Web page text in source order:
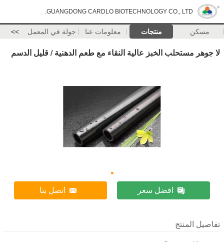
GUANGDONG CARDLO BIOTECHNOLOGY CO., LTD.
مسكن منتجات معلومات عنا جولة في المعمل >>
لا جوهر مستحلب الخبز عالية النقاء مع طعم الدهنية / قليل الدسم
افضل سعر اتصل بنا
تفاصيل المنتج